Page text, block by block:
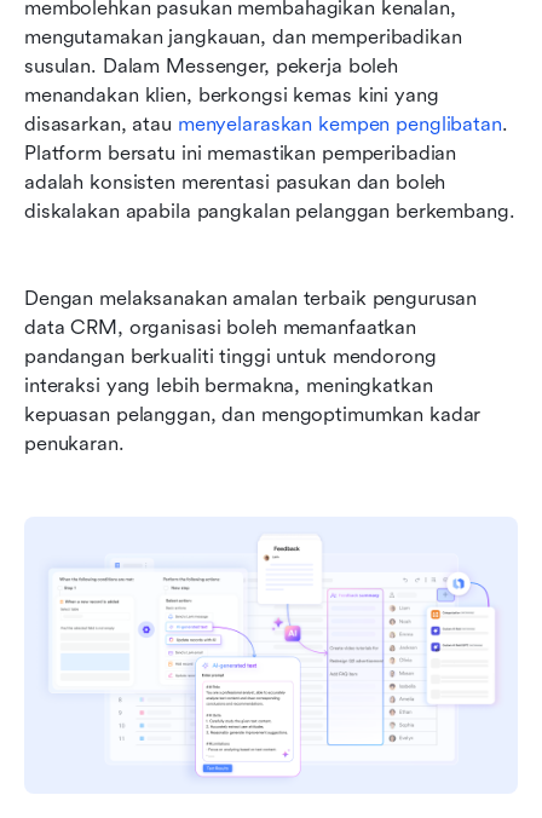
membolehkan pasukan membahagikan kenalan,
mengutamakan jangkauan, dan memperibadikan
susulan. Dalam Messenger, pekerja boleh
menandakan klien, berkongsi kemas kini yang
disasarkan, atau menyelaraskan kempen penglibatan.
Platform bersatu ini memastikan pemperibadian
adalah konsisten merentasi pasukan dan boleh
Dengan melaksanakan amalan terbaik pengurusan
data CRM, organisasi boleh memanfaatkan
pandangan berkualiti tinggi untuk mendorong
interaksi yang lebih bermakna, meningkatkan
kepuasan pelanggan, dan mengoptimumkan kadar
penukaran.